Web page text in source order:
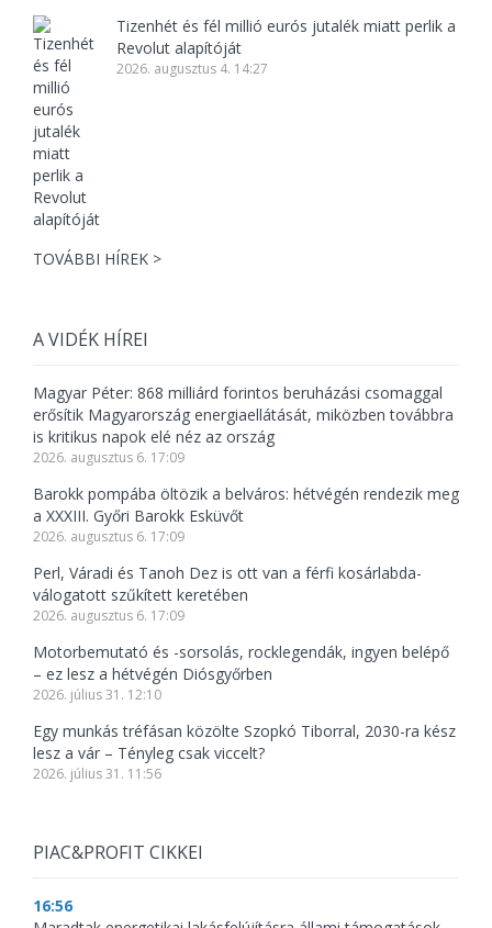
Tizenhét és fél millió eurós jutalék miatt perlik a
Revolut alapítóját
2026. augusztus 4. 14:27
TOVÁBBI HÍREK >
A VIDÉK HÍREI
Magyar Péter: 868 milliárd forintos beruházási csomaggal
erősítik Magyarország energiaellátását, miközben továbbra
is kritikus napok elé néz az ország
2026. augusztus 6. 17:09
Barokk pompába öltözik a belváros: hétvégén rendezik meg
a XXXIII. Győri Barokk Esküvőt
2026. augusztus 6. 17:09
Perl, Váradi és Tanoh Dez is ott van a férfi kosárlabda-
válogatott szűkített keretében
2026. augusztus 6. 17:09
Motorbemutató és -sorsolás, rocklegendák, ingyen belépő
– ez lesz a hétvégén Diósgyőrben
2026. július 31. 12:10
Egy munkás tréfásan közölte Szopkó Tiborral, 2030-ra kész
lesz a vár – Tényleg csak viccelt?
2026. július 31. 11:56
PIAC&PROFIT CIKKEI
16:56